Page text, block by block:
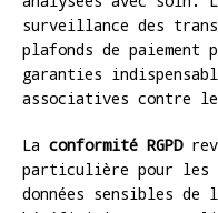
surveillance des
plafonds de paiement
garanties
associatives contre
La conformité RGPD
particulière pour les
données sensibles de